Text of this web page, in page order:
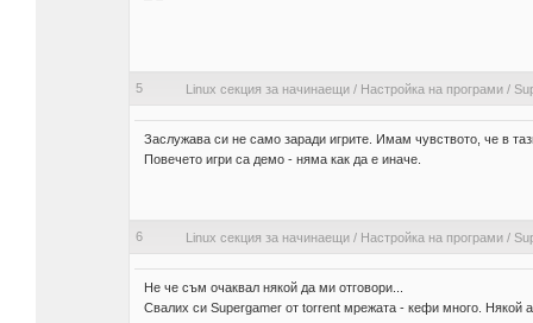
5 Linux секция за начинаещи/ Настройка на програми/
Заслужава си не само заради игрите. Имам чувството, че в
Повечето игри са демо - няма как да е иначе.
6 Linux секция за начинаещи/ Настройка на програми/
Не че съм очаквал някой да ми отговори...
Свалих си Supergamer от torrent мрежата - кефи много. Някой